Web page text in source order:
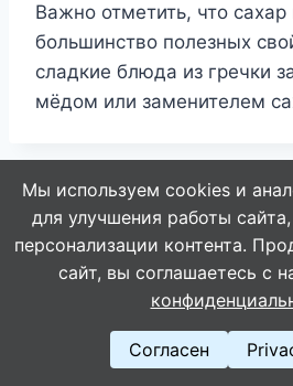
Важно отметить, что сахар
большинство полезных
сладкие блюда из гречки
мёдом или заменителем
Навигация
по
записям
Как легко и быстро
отбелить
бюстгальтер, чтобы
он сиял, словно
вчера купленный
Мы используем cookies и
для улучшения работы
персонализации контента.
сайт, вы соглашаетесь с
Согласен